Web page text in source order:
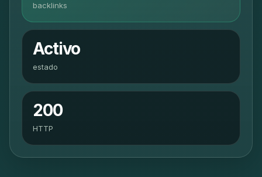
backlinks
Activo
estado
200
HTTP